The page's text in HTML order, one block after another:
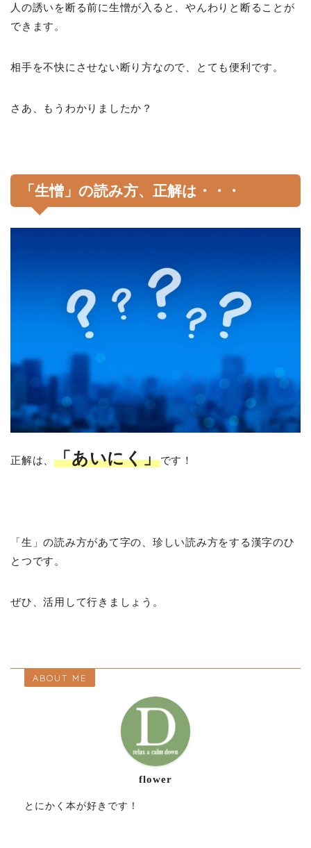
人の誘いを断る前に生憎が入ると、やんわりと断ることが
できます。
相手を不快にさせない断り方なので、とても便利です。
さあ、もうわかりましたか？
「生憎」の読み方、正解は・・・
正解は、「あいにく」です！
「生」の読み方があて字の、珍しい読み方をする漢字のひ
とつです。
ぜひ、活用して行きましょう。
ABOUT ME
flower
とにかく本が好きです！